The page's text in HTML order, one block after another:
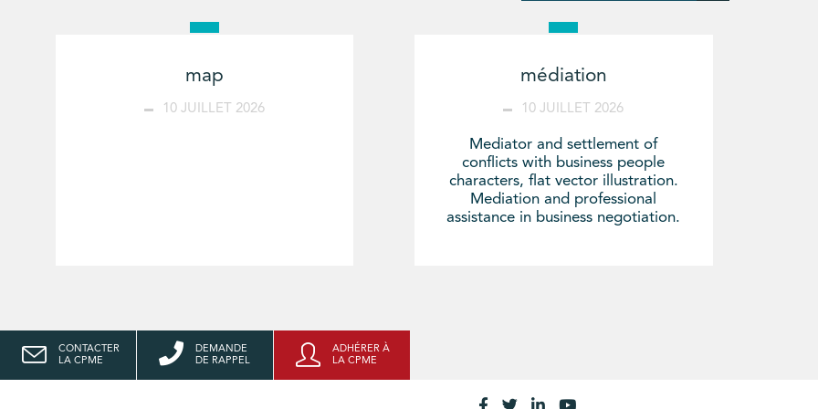
map
10 JUILLET 2026
médiation
10 JUILLET 2026
Mediator and settlement of
conflicts with business people
characters, flat vector illustration.
Mediation and professional
assistance in business negotiation.
CONTACTER
LA CPME
DEMANDE
DE RAPPEL
ADHÉRER À
LA CPME